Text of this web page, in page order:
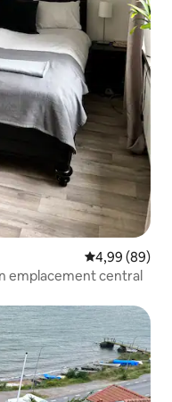
Évaluation
4,99 (89)
emplacement central
appréciés